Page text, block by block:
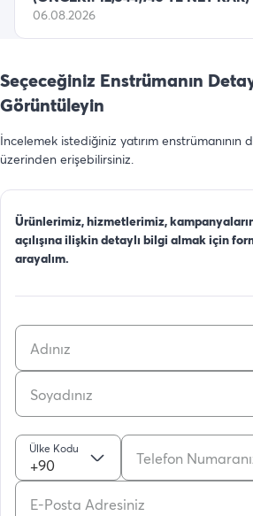
06.08.2026
Seçeceğiniz Enstrümanın
Görüntüleyin
İncelemek istediğiniz yatırım enstrümanının
üzerinden erişebilirsiniz.
Ürünlerimiz, hizmetlerimiz,
açılışına ilişkin detaylı bilgi almak için
arayalım.
Ülke Kodu
+90